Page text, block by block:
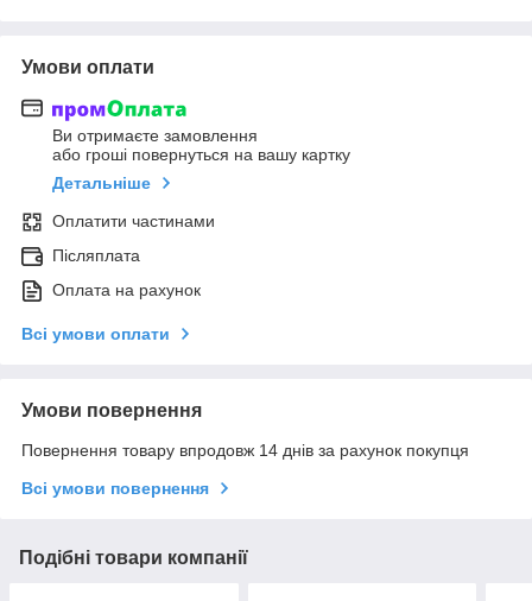
Умови оплати
Ви отримаєте замовлення
або гроші повернуться на вашу картку
Детальніше
Оплатити частинами
Післяплата
Оплата на рахунок
Всі умови оплати
Умови повернення
Повернення товару впродовж 14 днів за рахунок покупця
Всі умови повернення
Подібні товари компанії